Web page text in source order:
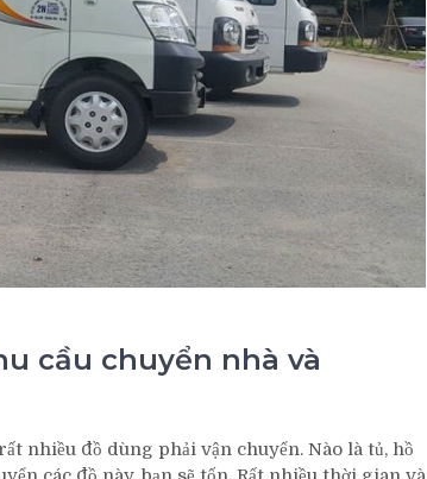
cầu chuyển nhà và
nhiều đồ dùng phải vận chuyển. Nào là tủ, hồ